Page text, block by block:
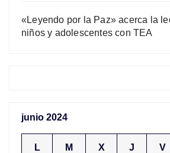
«Leyendo por la Paz» acerca la
niños y adolescentes con TEA
junio 2024
L M X J V